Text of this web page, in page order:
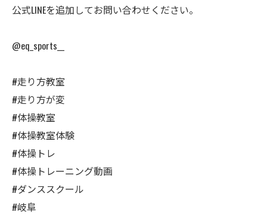
公式LINEを追加してお問い合わせください。
@eq_sports__
#走り方教室
#走り方が変
#体操教室
#体操教室体験
#体操トレ
#体操トレーニング動画
#ダンススクール
#岐阜